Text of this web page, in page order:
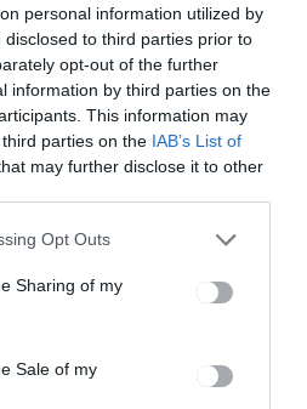
personal information utilized by
to third parties prior to
opt-out of the further
information by third parties on the
This information may
parties on the IAB’s List of
may further disclose it to other
Opt Outs
Sharing of my
Sale of my
Székely Fesztivál